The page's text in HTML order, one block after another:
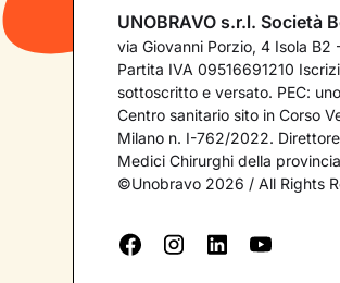
UNOBRAVO s.r.l. Società
via Giovanni Porzio, 4 Isola B2
Partita IVA 09516691210
sottoscritto e versato. PEC:
Centro sanitario sito in Corso
Milano n. I-762/2022.
Medici Chirurghi della
©Unobravo 2026 / All Rights